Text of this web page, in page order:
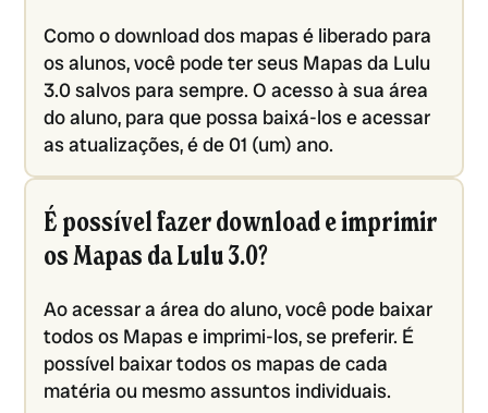
Como o download dos mapas é liberado para
os alunos, você pode ter seus Mapas da Lulu
3.0 salvos para sempre. O acesso à sua área
do aluno, para que possa baixá-los e acessar
as atualizações, é de 01 (um) ano.
É possível fazer download e imprimir
os Mapas da Lulu 3.0?
Ao acessar a área do aluno, você pode baixar
todos os Mapas e imprimi-los, se preferir. É
possível baixar todos os mapas de cada
matéria ou mesmo assuntos individuais.